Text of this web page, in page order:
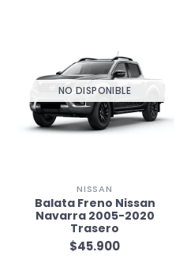
NO DISPONIBLE
NISSAN
Balata Freno Nissan
Navarra 2005-2020
Trasero
$45.900